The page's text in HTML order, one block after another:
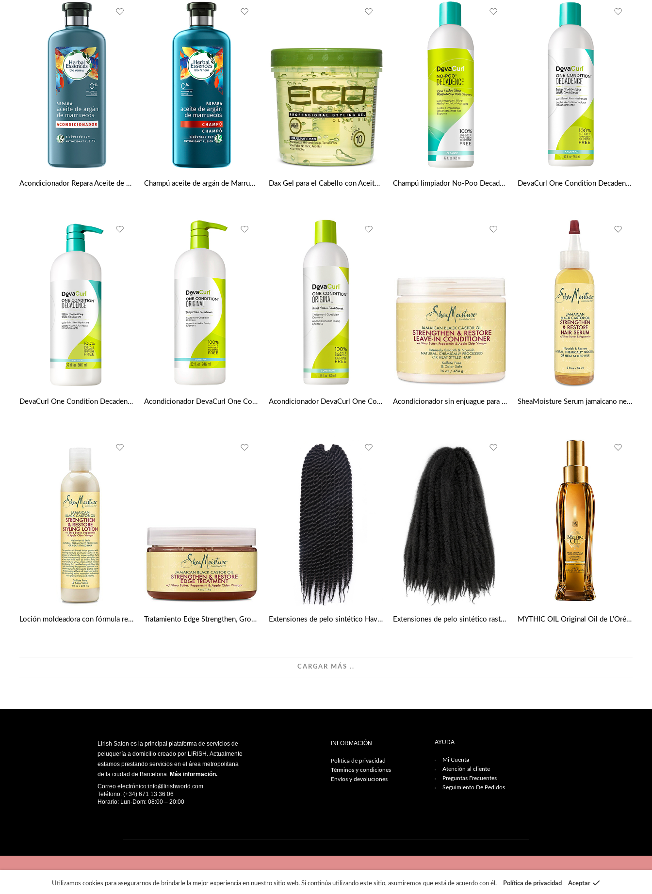
Acondicionador Repara Aceite de argán de marruecos bío de Herbal Essences 400 ml Champú aceite de argán de Marruecos bio por Herbal Essences Dax Gel para el Cabello con Aceite de Oliva de Eco Styler Champú limpiador No-Poo Decadence 12oz de DevaCurl DevaCurl One Condition Decadence (acondicionador crema diario – para el pelo super rizado) 355ml / 12oz
DevaCurl One Condition Decadence (acondicionador crema diario – para el pelo super rizado) 946ml / 32oz Acondicionador DevaCurl One Condition Original 946 Ml Acondicionador DevaCurl One Condition Original 355 Ml Acondicionador sin enjuague para fortalecer y restaurar la humedad de karité de Shea Moisture 16 oz SheaMoisture Serum jamaicano negro de ricino Fortalece, crece y restaura el cuero cabelludo, 2 onzas
Loción moldeadora con fórmula reparadora y fortalecedora de aceite de ricino negro jamaicano de Shea Moisture Tratamiento Edge Strengthen, Grow & Repair con Aceite de Ricino Negro Jamaicano de Shea Moisture 118 ml Extensiones de pelo sintético Havana Mambo Twist Crochet Extensiones de pelo sintético rastas crochet Afro Kinky MYTHIC OIL Original Oil de L’Oréal Professionnel
CARGAR MÁS ..
Lirish Salon es la principal plataforma de servicios de
peluquería a domicilio creado por LIRISH. Actualmente
estamos prestando servicios en el área metropolitana
de la ciudad de Barcelona. Más información.
Correo electrónico:info@lirishworld.com
Teléfono: (+34) 671 13 36 06
Horario: Lun-Dom: 08:00 – 20:00
INFORMACIÓN
Política de privacidad
Términos y condiciones
Envíos y devoluciones
AYUDA
Mi Cuenta
Atención al cliente
Preguntas Frecuentes
Seguimiento De Pedidos
Utilizamos cookies para asegurarnos de brindarle la mejor experiencia en nuestro sitio web. Si continúa utilizando este sitio, asumiremos que está de acuerdo con él. Política de privacidad Aceptar